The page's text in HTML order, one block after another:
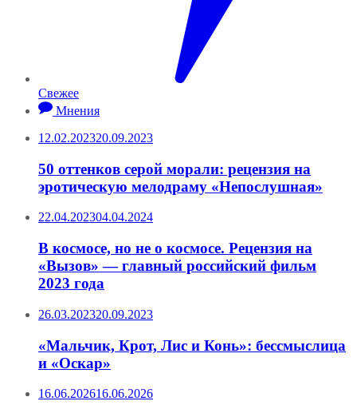
Свежее
Мнения
12.02.202320.09.2023
50 оттенков серой морали: рецензия на
эротическую мелодраму «Непослушная»
22.04.202304.04.2024
В космосе, но не о космосе. Рецензия на
«Вызов» — главный российский фильм
2023 года
26.03.202320.09.2023
«Мальчик, Крот, Лис и Конь»: бессмыслица
и «Оскар»
16.06.202616.06.2026